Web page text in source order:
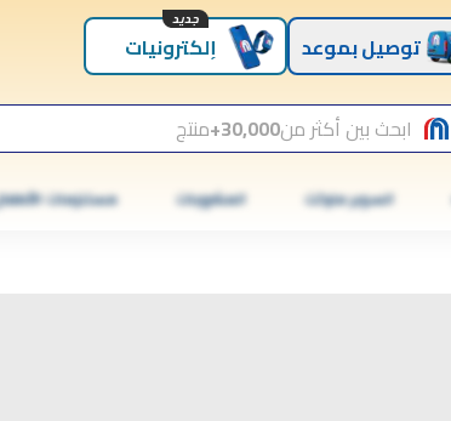
توصيل بموعد إلكترونيات
جديد
ابحث بين أكثر من30,000+ منتج
السوبر ماركت المشروبات مستلزمات